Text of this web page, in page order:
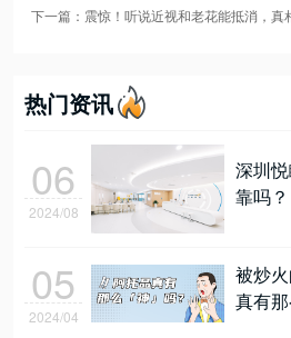
下一篇：震惊！听说近视和老花能抵消，真
热门资讯
06
2024/08
深圳
靠吗？
05
2024/04
被炒
真有那